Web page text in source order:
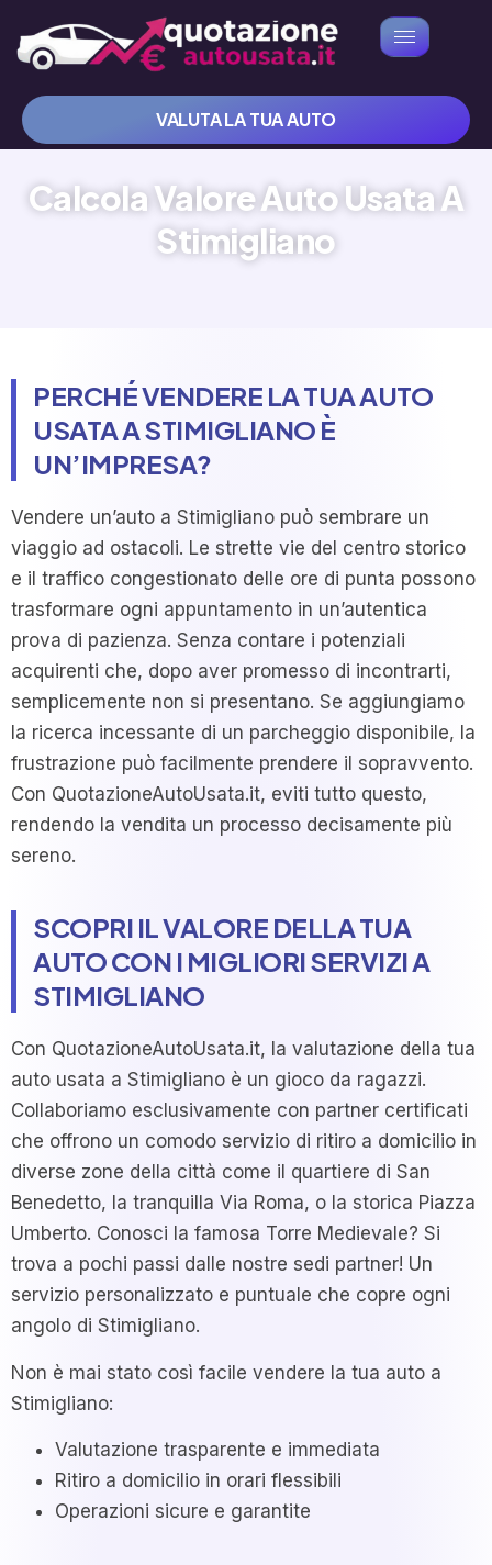
VALUTA LA TUA AUTO
Calcola Valore Auto Usata A
Stimigliano
PERCHÉ VENDERE LA TUA AUTO
USATA A STIMIGLIANO È
UN’IMPRESA?
Vendere un’auto a Stimigliano può sembrare un
viaggio ad ostacoli. Le strette vie del centro storico
e il traffico congestionato delle ore di punta possono
trasformare ogni appuntamento in un’autentica
prova di pazienza. Senza contare i potenziali
acquirenti che, dopo aver promesso di incontrarti,
semplicemente non si presentano. Se aggiungiamo
la ricerca incessante di un parcheggio disponibile, la
frustrazione può facilmente prendere il sopravvento.
Con QuotazioneAutoUsata.it, eviti tutto questo,
rendendo la vendita un processo decisamente più
sereno.
SCOPRI IL VALORE DELLA TUA
AUTO CON I MIGLIORI SERVIZI A
STIMIGLIANO
Con QuotazioneAutoUsata.it, la valutazione della tua
auto usata a Stimigliano è un gioco da ragazzi.
Collaboriamo esclusivamente con partner certificati
che offrono un comodo servizio di ritiro a domicilio in
diverse zone della città come il quartiere di San
Benedetto, la tranquilla Via Roma, o la storica Piazza
Umberto. Conosci la famosa Torre Medievale? Si
trova a pochi passi dalle nostre sedi partner! Un
servizio personalizzato e puntuale che copre ogni
angolo di Stimigliano.
Non è mai stato così facile vendere la tua auto a
Stimigliano:
Valutazione trasparente e immediata
Ritiro a domicilio in orari flessibili
Operazioni sicure e garantite